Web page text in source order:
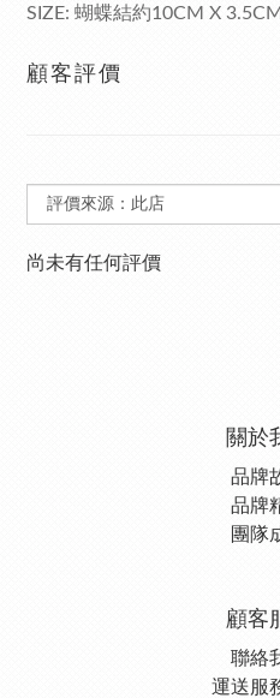
SIZE: 蝴蝶結約10CM X 3.5CM
顧客評價
尚未有任何評價
關於
品牌
品牌
團隊
顧客
聯絡
運送服